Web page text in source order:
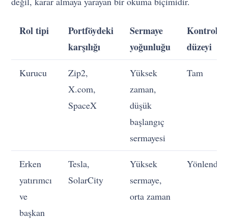
Rol tipi
Portföydeki
karşılığı
Sermaye
yoğunluğu
Kontrol
düzeyi
Kurucu
Zip2,
X.com,
SpaceX
Yüksek
zaman,
düşük
başlangıç
sermayesi
Tam
Erken
yatırımcı
ve
başkan
Tesla,
SolarCity
Yüksek
sermaye,
orta zaman